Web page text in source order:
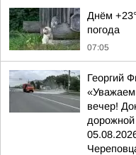
Днём
погода
07:05
Георгий
вечер!